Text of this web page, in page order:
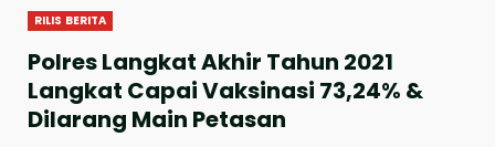
RILIS BERITA
Polres Langkat Akhir Tahun 2021
Langkat Capai Vaksinasi 73,24% &
Dilarang Main Petasan